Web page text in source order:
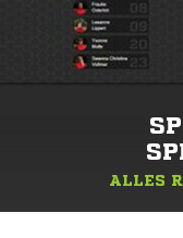
ALLES